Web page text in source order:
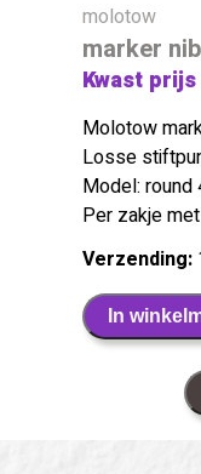
molotow
marker
Kwast prijs
Molotow
Losse
Model: round
Per zakje
Verzending:
In